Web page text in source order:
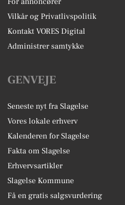
Vilkår og Privatlivspolitik
Kontakt VORES Digital
Administrer samtykke
GENVEJE
Seneste nyt fra Slagelse
Vores lokale erhverv
Kalenderen for Slagelse
Fakta om Slagelse
Erhvervsartikler
Slagelse Kommune
Få en gratis salgsvurdering